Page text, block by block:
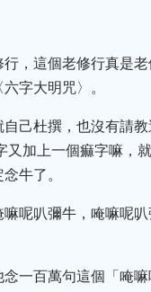
行，這個老修行真是
字大明咒〉。
己杜撰，也沒有請
又加上一個痲字嘛，
牛了。
呢叭彌牛，唵嘛呢
一百萬句這個「唵